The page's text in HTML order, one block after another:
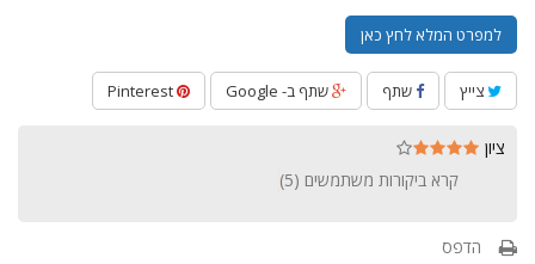
למפרט המלא לחץ כאן
צייץ שתף שתף ב- Google
ציון
קרא ביקורות משתמשים (5
)
הדפס